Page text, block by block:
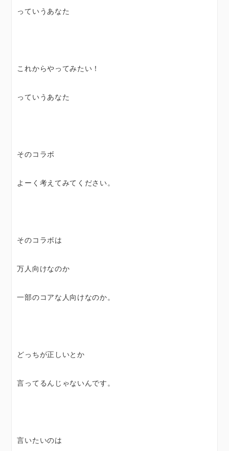
っていうあなた
これからやってみたい！
っていうあなた
そのコラボ
よーく考えてみてください。
そのコラボは
万人向けなのか
一部のコアな人向けなのか。
どっちが正しいとか
言ってるんじゃないんです。
言いたいのは